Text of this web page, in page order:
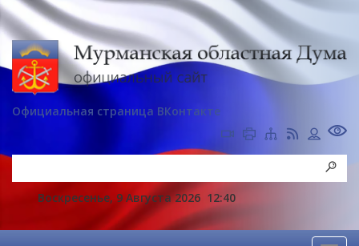
Официальная страница ВКонтакте
Воскресенье, 9 Августа 2026 12:40